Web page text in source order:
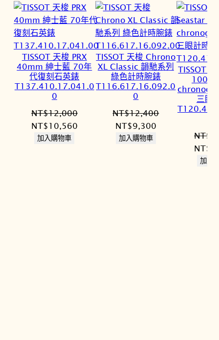
TISSOT 天梭 PRX
40mm 紳士藍 70年
代復刻石英錶
T137.410.17.041.0
0
NT$12,000
原
始
NT$10,560目
加入購物車
TISSOT 天梭 Chrono
XL Classic 韻馳系列
綠色計時腕錶
T116.617.16.092.0
0
NT$12,400
原
始
NT$9,300目
加入購物車
TISSOT
1000
三眼
NT$
原
始
NT$
加入